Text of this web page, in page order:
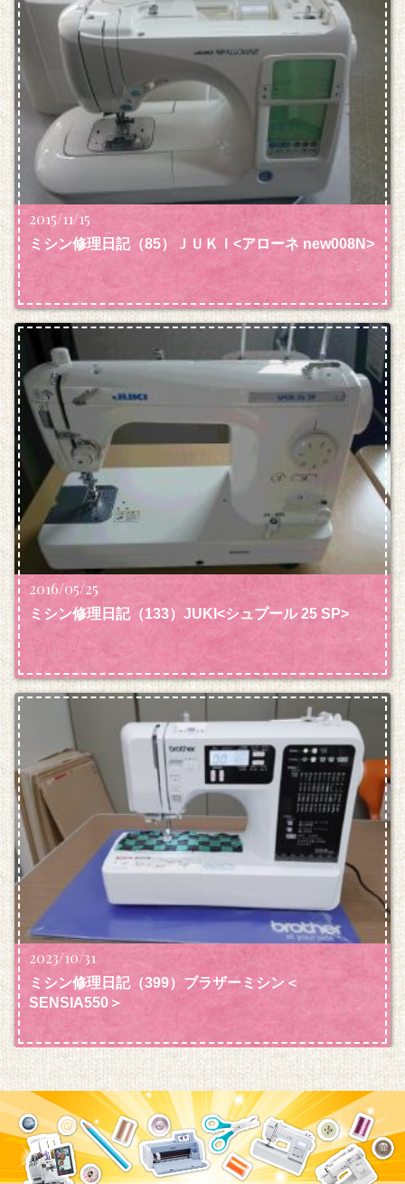
2015/11/15
ミシン修理日記（85）ＪＵＫＩ<アローネ new008N>
2016/05/25
ミシン修理日記（133）JUKI<シュプール 25 SP>
2023/10/31
ミシン修理日記（399）ブラザーミシン＜
SENSIA550＞